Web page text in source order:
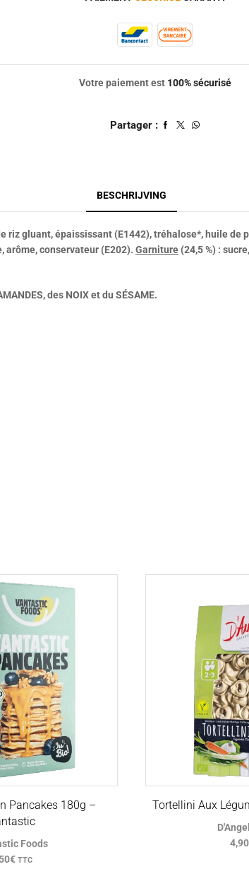
Votre paiement est 100% sécurisé
Partager :
BESCHRIJVING
riz gluant, épaississant (E1442), tréhalose*, huile
arôme, conservateur (E202). Garniture (24,5 %) :
des NOIX et du SÉSAME.
Pancakes 180g –
Foods
€ TTC
Tortellini Aux
4,90